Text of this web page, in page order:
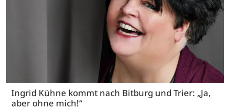
Ingrid Kühne kommt nach Bitburg und Trier: „Ja,
aber ohne mich!“